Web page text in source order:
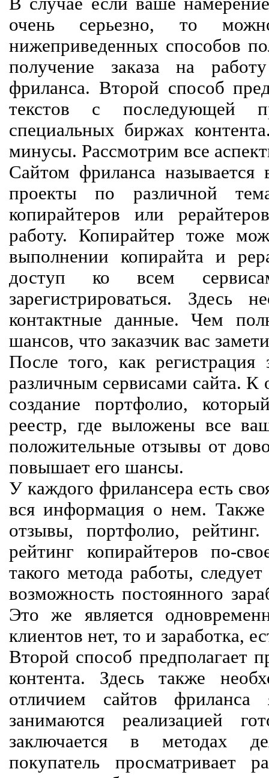
очень серьезно, то
нижеприведенных способов
получение заказа на
фриланса. Второй способ
текстов с последующей
специальных биржах
минусы. Рассмотрим все
Сайтом фриланса называется
проекты по различной
копирайтеров или
работу. Копирайтер тоже
выполнении копирайта и
доступ ко всем
зарегистрироваться. Здесь
контактные данные. Чем
шансов, что заказчик вас
После того, как регистрация
различным сервисами сайта. К
создание портфолио,
реестр, где выложены все
положительные отзывы от
повышает его шансы.
У каждого фрилансера есть
вся информация о нем. Также
отзывы, портфолио,
рейтинг копирайтеров по-
такого метода работы,
возможность постоянного
Это же является
клиентов нет, то и заработка,
Второй способ предполагает
контента. Здесь также
отличием сайтов
занимаются реализацией
заключается в методах
покупатель просматривает